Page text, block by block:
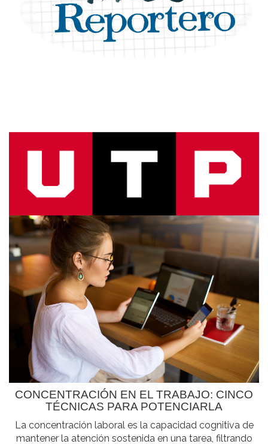
CONCENTRACIÓN EN EL TRABAJO: CINCO
TÉCNICAS PARA POTENCIARLA
La concentración laboral es la capacidad cognitiva de
mantener la atención sostenida en una tarea, filtrando